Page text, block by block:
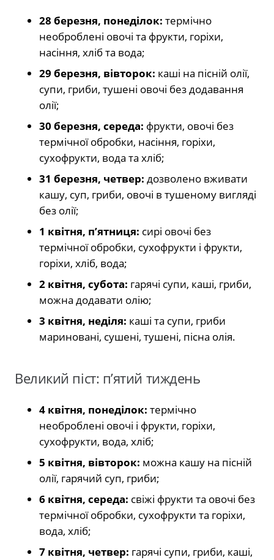
28 березня, понеділок: термічно
необроблені овочі та фрукти, горіхи,
насіння, хліб та вода;
29 березня, вівторок: каші на пісній олії,
супи, гриби, тушені овочі без додавання
олії;
30 березня, середа: фрукти, овочі без
термічної обробки, насіння, горіхи,
сухофрукти, вода та хліб;
31 березня, четвер: дозволено вживати
кашу, суп, гриби, овочі в тушеному вигляді
без олії;
1 квітня, п’ятниця: сирі овочі без
термічної обробки, сухофрукти і фрукти,
горіхи, хліб, вода;
2 квітня, субота: гарячі супи, каші, гриби,
можна додавати олію;
3 квітня, неділя: каші та супи, гриби
мариновані, сушені, тушені, пісна олія.
Великий піст: п’ятий тиждень
4 квітня, понеділок: термічно
необроблені овочі і фрукти, горіхи,
сухофрукти, вода, хліб;
5 квітня, вівторок: можна кашу на пісній
олії, гарячий суп, гриби;
6 квітня, середа: свіжі фрукти та овочі без
термічної обробки, сухофрукти та горіхи,
вода, хліб;
7 квітня, четвер: гарячі супи, гриби, каші,